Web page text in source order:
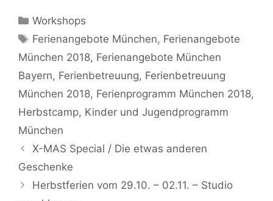
Kategorien
Workshops
Schlagwörter
Ferienangebote München, Ferienangebote
München 2018, Ferienangebote München
Bayern, Ferienbetreuung, Ferienbetreuung
München 2018, Ferienprogramm München 2018,
Herbstcamp, Kinder und Jugendprogramm
München
X-MAS Special / Die etwas anderen
Geschenke
Herbstferien vom 29.10. – 02.11. – Studio